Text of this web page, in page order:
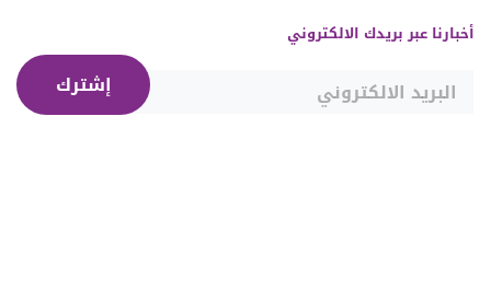
أخبارنا عبر بريدك الالكتروني
إشترك